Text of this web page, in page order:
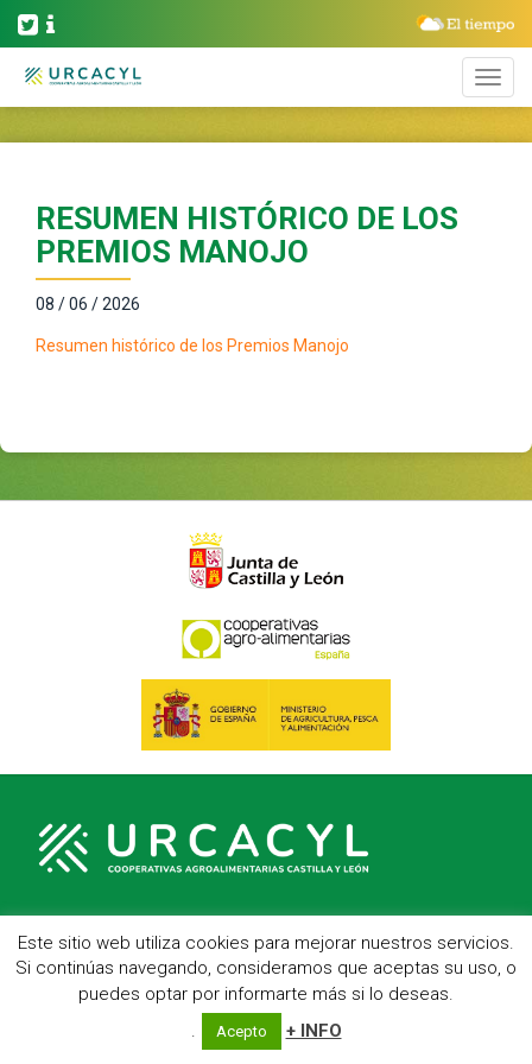
RESUMEN HISTÓRICO DE LOS
PREMIOS MANOJO
08 / 06 / 2026
Resumen histórico de los Premios Manojo
C/ Hípica, 1, entreplanta - 47007 Valladolid
Telf.: 983 23 95 15 - Fax: 983 22 23 56 -Aviso Legal
Este sitio web utiliza cookies para mejorar nuestros servicios.
Si continúas navegando, consideramos que aceptas su uso, o
puedes optar por informarte más si lo deseas.
.
Acepto + INFO